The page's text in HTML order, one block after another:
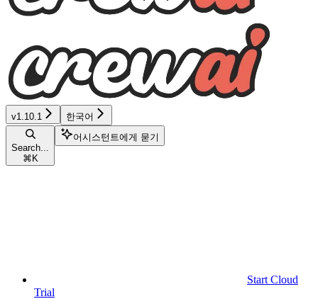
v1.10.1 한국어
Search...
⌘ K
어시스턴트에게 묻기
Start Cloud
Trial